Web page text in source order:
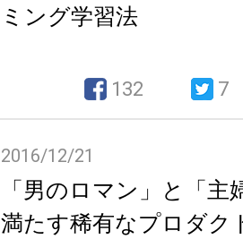
ミング学習法
132 7
2016/12/21
「男のロマン」と「主
満たす稀有なプロダク